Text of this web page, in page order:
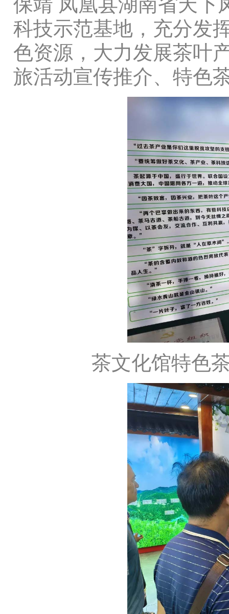
科技示范基地，充分发
色资源，大力发展茶叶
旅活动宣传推介、特色
茶文化馆特色